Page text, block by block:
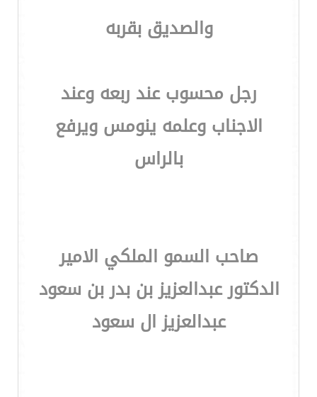
والصديق بقربه
رجل محسوب عند ربعه وعند
الاجناب وعلمه ينومس ويرفع
بالراس
صاحب السمو الملكي الامير
الدكتور عبدالعزيز بن بدر بن سعود
عبدالعزيز ال سعود